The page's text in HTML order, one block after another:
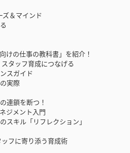
＆マインド
けの仕事の教科書」を紹介！
タッフ育成につなげる
スガイド
実際
連鎖を断つ！
ジメント入門
スキル「リフレクション」
フに寄り添う育成術